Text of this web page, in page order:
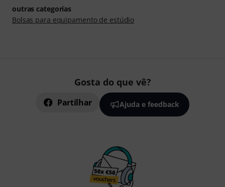
outras categorias
Bolsas para equipamento de estúdio
Gosta do que vê?
Partilhar Ajuda e feedback